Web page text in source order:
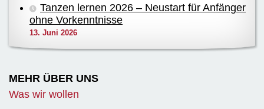
Tanzen lernen 2026 – Neustart für Anfänger
ohne Vorkenntnisse
13. Juni 2026
MEHR ÜBER UNS
Was wir wollen